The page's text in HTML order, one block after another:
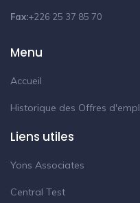
Fax:+226 25 37 85 70
Menu
Accueil
Historique des Offres
Liens utiles
Yons Associates
Central Test